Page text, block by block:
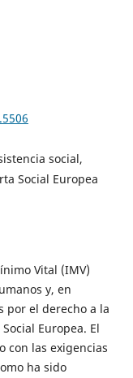
social,
Social Europea
Vital (IMV)
y, en
por el derecho a la
Europea. El
con las exigencias
ha sido